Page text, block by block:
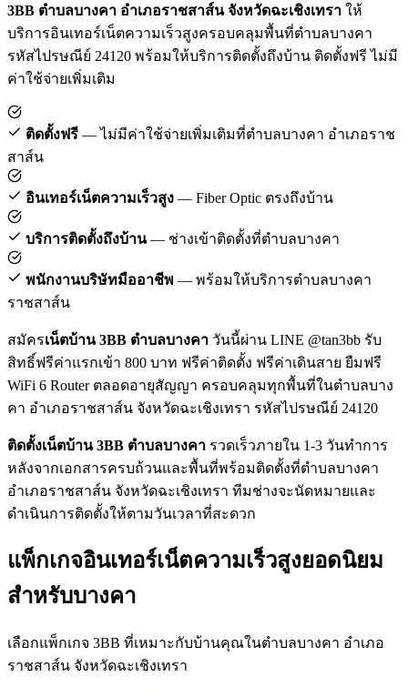
3BB ตำบลบางคา อำเภอราชสาส์น จังหวัดฉะเชิงเทรา ให้
บริการอินเทอร์เน็ตความเร็วสูงครอบคลุมพื้นที่ตำบลบางคา
รหัสไปรษณีย์ 24120 พร้อมให้บริการติดตั้งถึงบ้าน ติดตั้งฟรี ไม่มี
ค่าใช้จ่ายเพิ่มเติม
ติดตั้งฟรี — ไม่มีค่าใช้จ่ายเพิ่มเติมที่ตำบลบางคา อำเภอราช
สาส์น
อินเทอร์เน็ตความเร็วสูง — Fiber Optic ตรงถึงบ้าน
บริการติดตั้งถึงบ้าน— ช่างเข้าติดตั้งที่ตำบลบางคา
พนักงานบริษัทมืออาชีพ — พร้อมให้บริการตำบลบางคา
ราชสาส์น
สมัครเน็ตบ้าน 3BB ตำบลบางคา วันนี้ผ่าน LINE @tan3bb รับ
สิทธิ์ฟรีค่าแรกเข้า 800 บาท ฟรีค่าติดตั้ง ฟรีค่าเดินสาย ยืมฟรี
WiFi 6 Router ตลอดอายุสัญญา ครอบคลุมทุกพื้นที่ในตำบลบาง
คา อำเภอราชสาส์น จังหวัดฉะเชิงเทรา รหัสไปรษณีย์ 24120
ติดตั้งเน็ตบ้าน 3BB ตำบลบางคา รวดเร็วภายใน 1-3 วันทำการ
หลังจากเอกสารครบถ้วนและพื้นที่พร้อมติดตั้งที่ตำบลบางคา
อำเภอราชสาส์น จังหวัดฉะเชิงเทรา ทีมช่างจะนัดหมายและ
ดำเนินการติดตั้งให้ตามวันเวลาที่สะดวก
แพ็กเกจอินเทอร์เน็ตความเร็วสูงยอดนิยม
สำหรับบางคา
เลือกแพ็กเกจ 3BB ที่เหมาะกับบ้านคุณในตำบลบางคา อำเภอ
ราชสาส์น จังหวัดฉะเชิงเทรา